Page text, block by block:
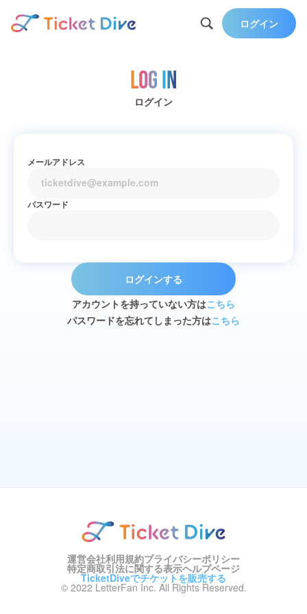
ログイン
Log in
ログイン
メールアドレス
パスワード
ログインする
アカウントを持っていない方はこちら
パスワードを忘れてしまった方はこちら
運営会社利用規約プライバシーポリシー
特定商取引法に関する表示ヘルプページ
TicketDiveでチケットを販売する
© 2022 LetterFan Inc. All Rights Reserved.